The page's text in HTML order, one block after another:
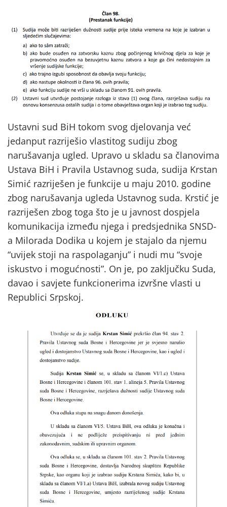
Ustavni sud BiH tokom svog djelovanja već
jedanput razriješio vlastitog sudiju zbog
narušavanja ugled. Upravo u skladu sa članovima
Ustava BiH i Pravila Ustavnog suda, sudija Krstan
Simić razriješen je funkcije u maju 2010. godine
zbog narušavanja ugleda Ustavnog suda. Krstić je
razriješen zbog toga što je u javnost dospjela
komunikacija između njega i predsjednika SNSD-
a Milorada Dodika u kojem je stajalo da njemu
“uvijek stoji na raspolaganju” i nudi mu “svoje
iskustvo i mogućnosti”. On je, po zaključku Suda,
davao i savjete funkcionerima izvršne vlasti u
Republici Srpskoj.